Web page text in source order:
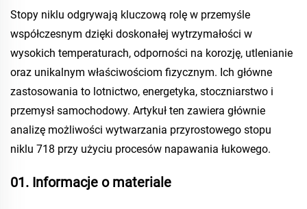
Stopy niklu odgrywają kluczową rolę w przemyśle
współczesnym dzięki doskonałej wytrzymałości w
wysokich temperaturach, odporności na korozję, utlenianie
oraz unikalnym właściwościom fizycznym. Ich główne
zastosowania to lotnictwo, energetyka, stoczniarstwo i
przemysł samochodowy. Artykuł ten zawiera głównie
analizę możliwości wytwarzania przyrostowego stopu
niklu 718 przy użyciu procesów napawania łukowego.
01. Informacje o materiale